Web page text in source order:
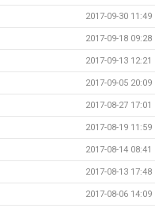
2017-09-30 11:49
2017-09-18 09:28
2017-09-13 12:21
2017-09-05 20:09
2017-08-27 17:01
2017-08-19 11:59
2017-08-14 08:41
2017-08-13 17:48
2017-08-06 14:09